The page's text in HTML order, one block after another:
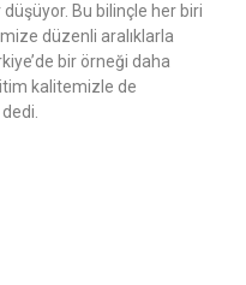
Bu bilinçle her biri
düzenli aralıklarla
bir örneği daha
kalitemizle de